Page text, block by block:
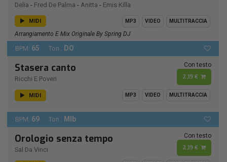
Delia - Fred De Palma - Anitta - Emis Killa
MIDI MP3 VIDEO MULTITRACCIA
Arrangiamento E Mix Originale By Spring DJ
BPM: 65 Ton.: DO
Stasera canto
Ricchi E Poveri
Con testo
2,19 €
MIDI MP3 VIDEO MULTITRACCIA
BPM: 69 Ton.: MIb
Orologio senza tempo
Sal Da Vinci
Con testo
2,19 €